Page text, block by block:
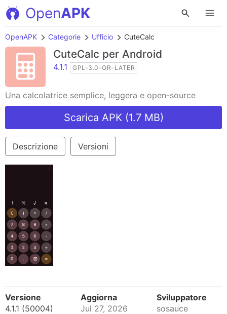
OpenAPK
OpenAPK Categorie Ufficio CuteCalc
CuteCalc per Android
4.1.1 GPL-3.0-OR-LATER
Una calcolatrice semplice, leggera e open-source
Scarica APK (1.7 MB)
Descrizione Versioni
Versione
4.1.1 (50004)
Aggiorna
Jul 27, 2026
Sviluppatore
sosauce